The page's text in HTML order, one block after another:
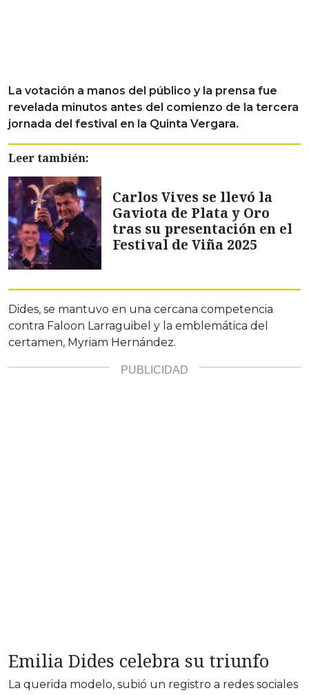
La votación a manos del público y la prensa fue
revelada minutos antes del comienzo de la tercera
jornada del festival en la Quinta Vergara.
Leer también:
Carlos Vives se llevó la
Gaviota de Plata y Oro
tras su presentación en el
Festival de Viña 2025
Dides, se mantuvo en una cercana competencia
contra Faloon Larraguibel y la emblemática del
certamen, Myriam Hernández.
Emilia Dides celebra su triunfo
La querida modelo, subió un registro a redes sociales